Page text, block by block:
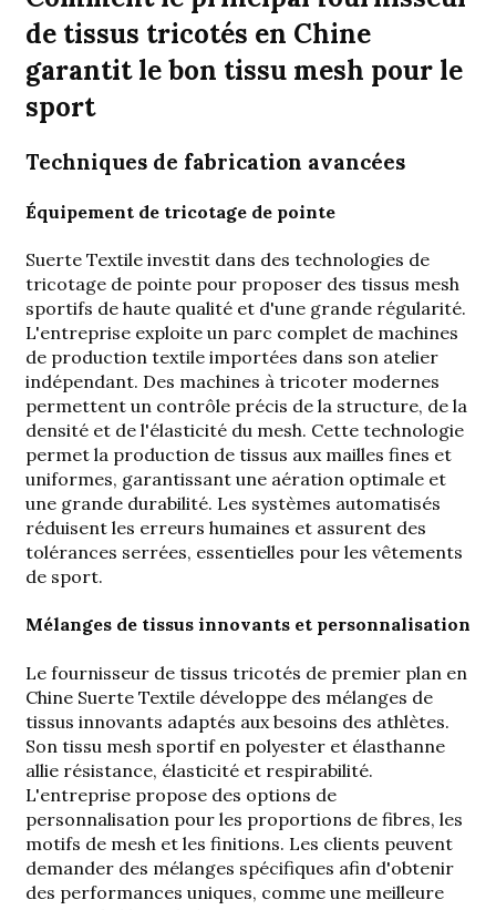
de tissus tricotés en Chine
garantit le bon tissu mesh pour le
sport
Techniques de fabrication avancées
Équipement de tricotage de pointe
Suerte Textile investit dans des technologies de
tricotage de pointe pour proposer des tissus mesh
sportifs de haute qualité et d'une grande régularité.
L'entreprise exploite un parc complet de machines
de production textile importées dans son atelier
indépendant. Des machines à tricoter modernes
permettent un contrôle précis de la structure, de la
densité et de l'élasticité du mesh. Cette technologie
permet la production de tissus aux mailles fines et
uniformes, garantissant une aération optimale et
une grande durabilité. Les systèmes automatisés
réduisent les erreurs humaines et assurent des
tolérances serrées, essentielles pour les vêtements
de sport.
Mélanges de tissus innovants et personnalisation
Le fournisseur de tissus tricotés de premier plan en
ChineSuerte Textile développe des mélanges de
tissus innovants adaptés aux besoins des athlètes.
Son tissu mesh sportif en polyester et élasthanne
allie résistance, élasticité et respirabilité.
L'entreprise propose des options de
personnalisation pour les proportions de fibres, les
motifs de mesh et les finitions. Les clients peuvent
demander des mélanges spécifiques afin d'obtenir
des performances uniques, comme une meilleure